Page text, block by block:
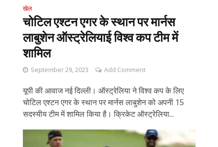
खेल
चोटिल एश्टन एगर के स्थान पर मार्नस
लाबुशेन ऑस्ट्रेलियाई विश्व कप टीम में
शामिल
September 29, 2023 Add Comment
यूपी की आवाज नई दिल्ली। ऑस्ट्रेलिया ने विश्व कप के लिए
चोटिल एश्टन एगर के स्थान पर मार्नस लाबुशेन को अपनी 15
सदस्यीय टीम में शामिल किया है। क्रिकेट ऑस्ट्रेलिया...